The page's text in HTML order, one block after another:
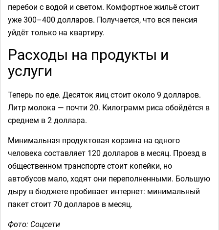
перебои с водой и светом. Комфортное жильё стоит
уже 300–400 долларов. Получается, что вся пенсия
уйдёт только на квартиру.
Расходы на продукты и
услуги
Теперь по еде. Десяток яиц стоит около 9 долларов.
Литр молока — почти 20. Килограмм риса обойдётся в
среднем в 2 доллара.
Минимальная продуктовая корзина на одного
человека составляет 120 долларов в месяц. Проезд в
общественном транспорте стоит копейки, но
автобусов мало, ходят они переполненными. Большую
дыру в бюджете пробивает интернет: минимальный
пакет стоит 70 долларов в месяц.
Фото: Соцсети